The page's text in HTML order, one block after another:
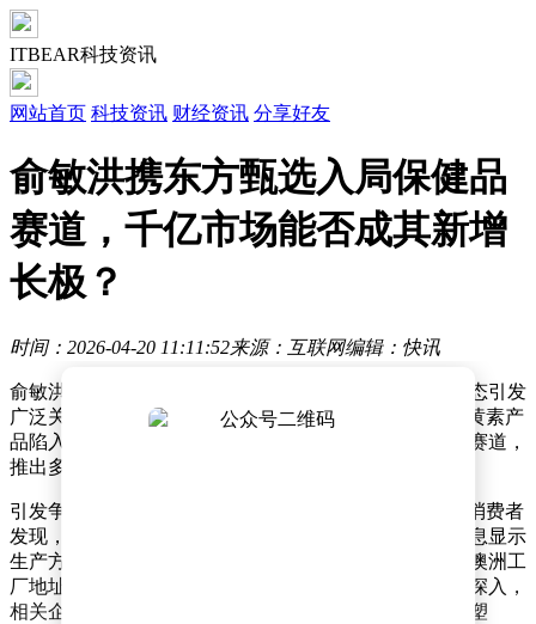
ITBEAR科技资讯
网站首页 科技资讯 财经资讯 分享好友
俞敏洪携东方甄选入局保健品
赛道，千亿市场能否成其新增
长极？
时间：2026-04-20 11:11:52来源：互联网编辑：快讯
俞敏洪旗下东方甄选与董宇辉团队近期因保健品领域动态引发
广泛关注。先是与辉同行直播间因销售“优思益”品牌叶黄素产
品陷入舆论漩涡，随后东方甄选高调宣布进军保健食品赛道，
推出多款自营产品，形成鲜明对比。
引发争议的“优思益”品牌被曝光存在虚假宣传问题。有消费者
发现，该品牌宣称的澳洲进口身份存疑，其企业溯源信息显示
生产方为国内某健康科技公司。记者实地探访其标注的澳洲工
厂地址后，发现该地址实为一家汽车修理店。随着调查深入，
相关企业负责人承认产品实际产自广州，通过包装营销塑